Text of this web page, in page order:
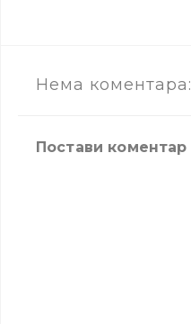
Нема коментара:
Постави коментар